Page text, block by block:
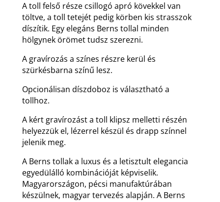
A toll felső része csillogó apró kövekkel van
töltve, a toll tetejét pedig körben kis strasszok
díszítik. Egy elegáns Berns tollal minden
hölgynek örömet tudsz szerezni.
A gravírozás a színes részre kerül és
szürkésbarna színű lesz.
Opcionálisan díszdoboz is választható a
tollhoz.
A kért gravírozást a toll klipsz melletti részén
helyezzük el, lézerrel készül és drapp színnel
jelenik meg.
A Berns tollak a luxus és a letisztult elegancia
egyedülálló kombinációját képviselik.
Magyarországon, pécsi manufaktúrában
készülnek, magyar tervezés alapján. A Berns